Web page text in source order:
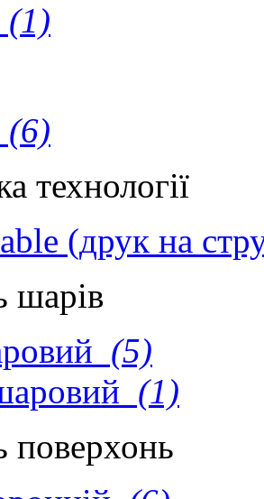
(1)
(6)
технології
(друк на
шарів
(5)
(1)
поверхонь